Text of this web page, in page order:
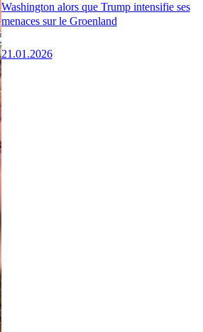
Washington alors que Trump intensifie ses
menaces sur le Groenland
21.01.2026